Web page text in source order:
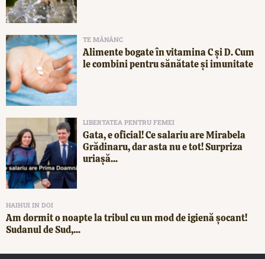
TE MĂNÂNC
Alimente bogate în vitamina C și D. Cum
le combini pentru sănătate și imunitate
LIBERTATEA PENTRU FEMEI
Gata, e oficial! Ce salariu are Mirabela
Grădinaru, dar asta nu e tot! Surpriza
uriașă...
HAIHUI IN DOI
Am dormit o noapte la tribul cu un mod de igienă șocant!
Sudanul de Sud,...